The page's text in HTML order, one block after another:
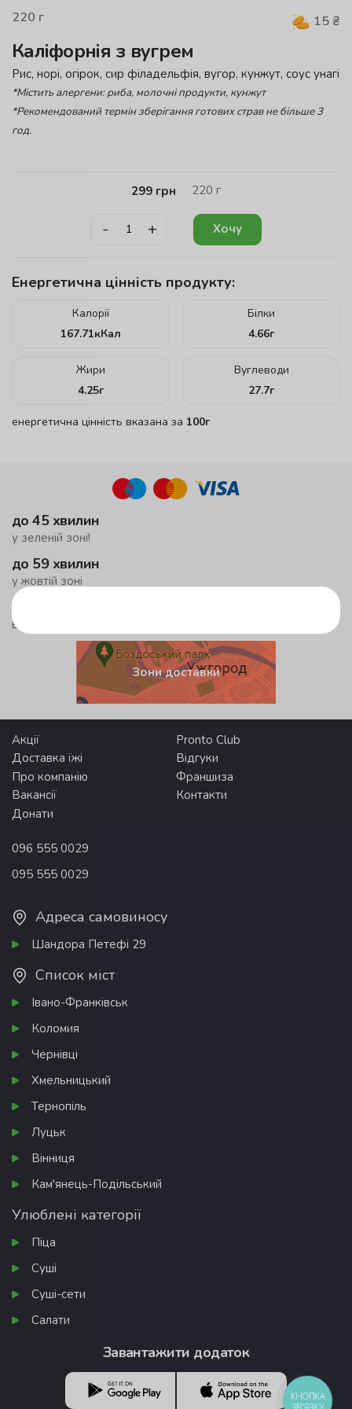
220 г 15 ₴
Каліфорнія з вугрем
Рис, норі, огірок, cир філадельфія, вугор, кунжут, соус унагі
*Містить алергени: риба, молочні продукти, кунжут
*Рекомендований термін зберігання готових страв не більше 3
год.
299 грн 220 г
- + Хочу
Енергетична цінність продукту:
Калорії
167.71кКал
Білки
4.66г
Жири
4.25г
Вуглеводи
27.7г
енергетична цінність вказана за 100г
до 45 хвилин
у зеленій зоні!
до 59 хвилин
у жовтій зоні
безкоштовна доставка
від 500 грн
Зони доставки
Акції
Pronto Club
Доставка їжі
Відгуки
Про компанію
Франшиза
Вакансії
Контакти
Донати
096 555 0029
095 555 0029
Адреса самовиносу
Шандора Петефі 29
Список міст
Івано-Франківськ
Коломия
Чернівці
Хмельницький
Тернопіль
Луцьк
Вінниця
Кам'янець-Подільський
Улюблені категорії
Піца
Суші
Суші-сети
Салати
Завантажити додаток
КНОПКА
ЗВ'ЯЗКУ